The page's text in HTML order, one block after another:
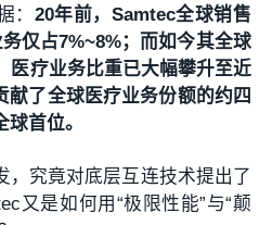
： 20年前，Samtec全球销售
仅占7%~8%；而如今其全球
医疗业务比重已大幅攀升至近
献了全球医疗业务份额的约四
首位。
，究竟对底层互连技术提出了
又是如何用“极限性能”与“颠